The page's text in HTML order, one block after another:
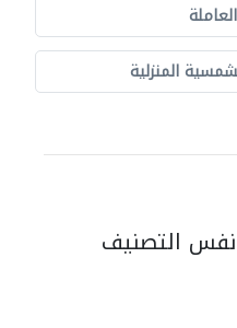
المنزلية
نفس التصنيف